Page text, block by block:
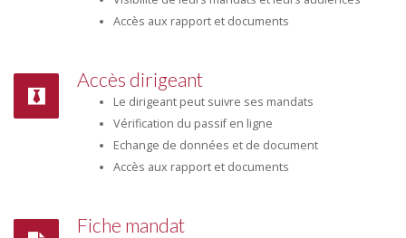
Accès aux rapport et documents
Accès dirigeant
Le dirigeant peut suivre ses mandats
Vérification du passif en ligne
Echange de données et de document
Accès aux rapport et documents
Fiche mandat